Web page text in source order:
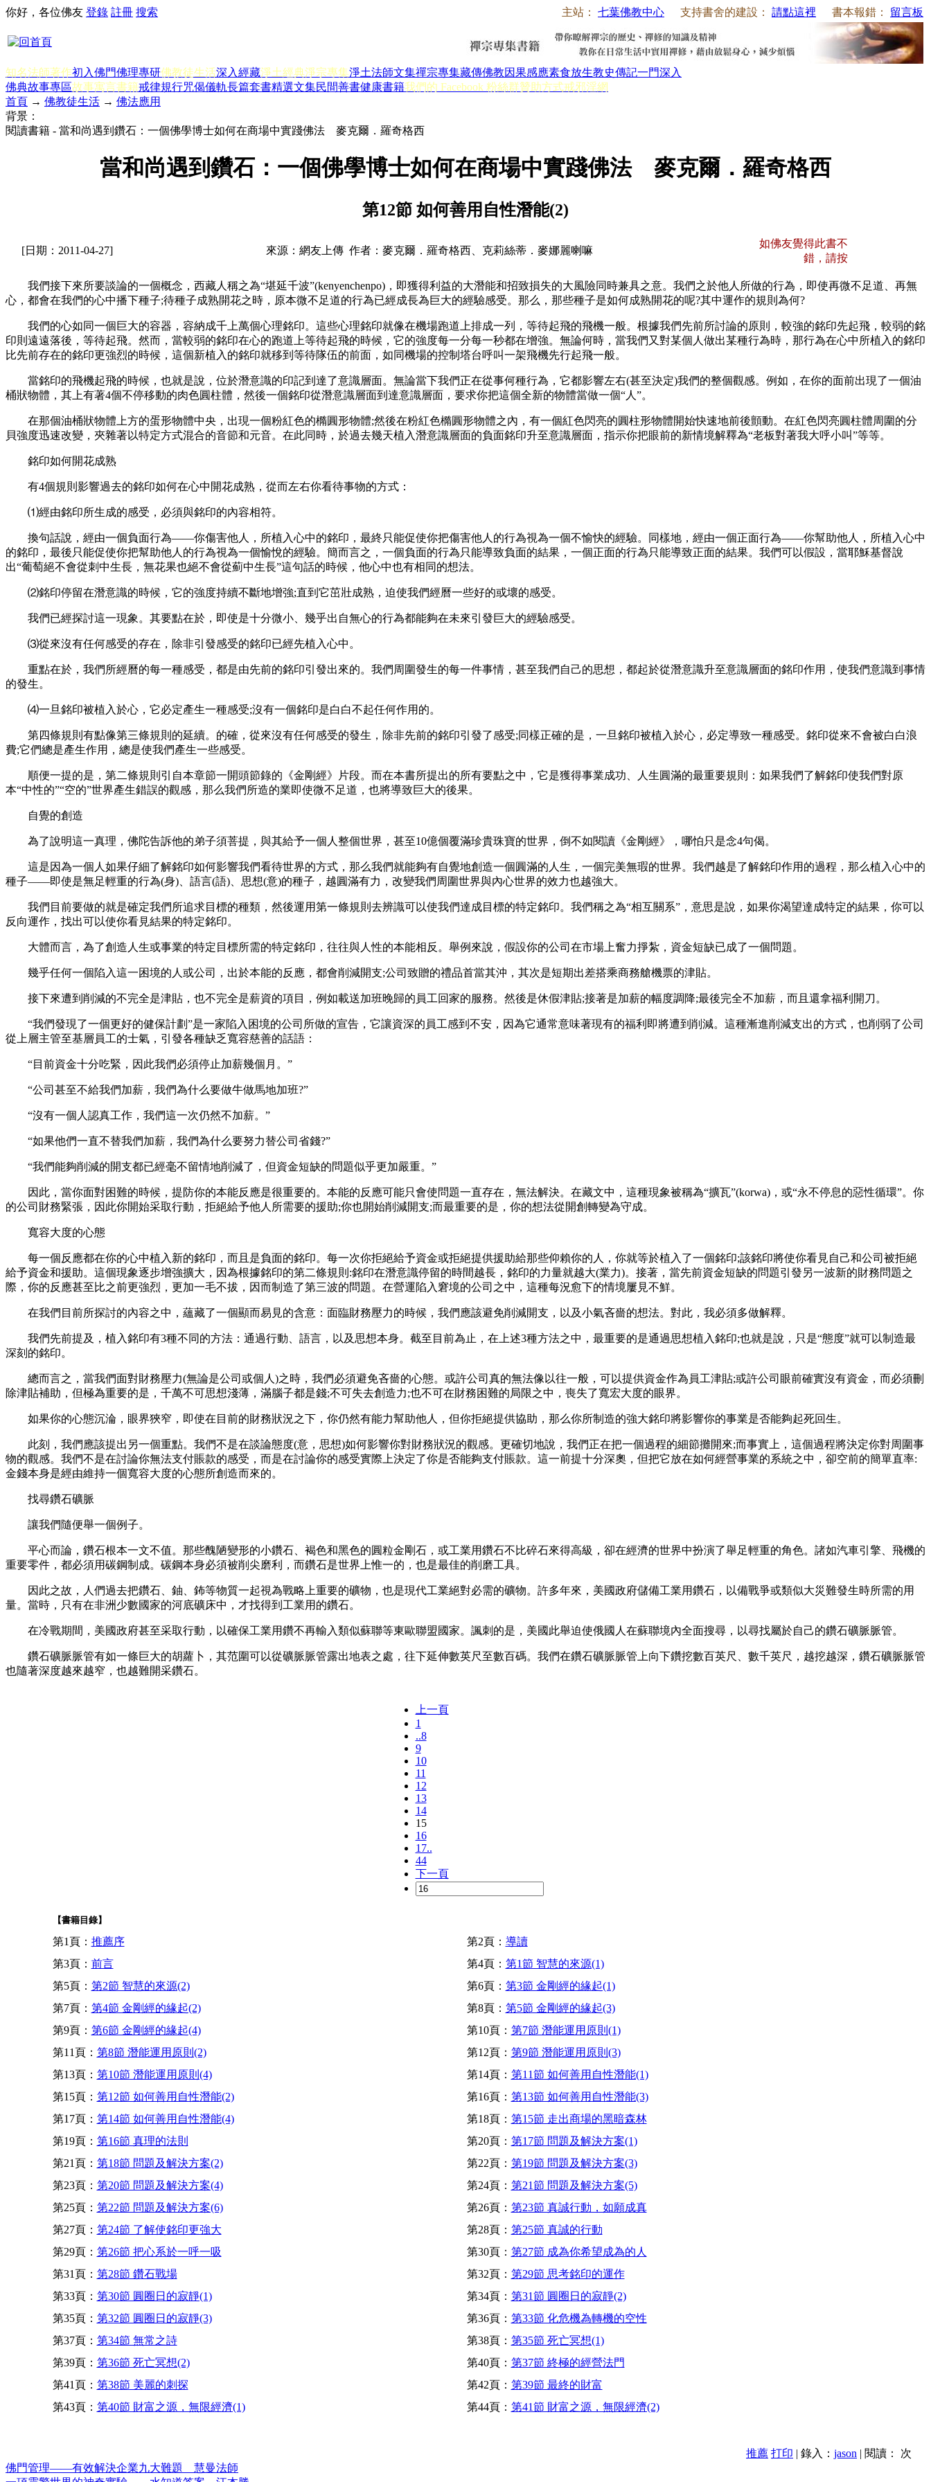
主站： 七葉佛教中心 支持書舍的建設： 請點這裡 書本報錯： 留言板
你好，各位佛友 登錄 註冊 搜索
知名法師著作初入佛門佛理專研佛教徒生活深入經藏淨土經典淨宗專集淨土法師文集禪宗專集藏傳佛教因果感應素食放生教史傳記一門深入
佛典故事專區故事寓言書籍戒律規行咒偈儀軌長篇套書精選文集民間善書健康書籍我們的 Facebook 粉絲群贊助方式戒邪淫網
首頁 → 佛教徒生活 → 佛法應用
背景：
閱讀書籍 - 當和尚遇到鑽石：一個佛學博士如何在商場中實踐佛法 麥克爾．羅奇格西
當和尚遇到鑽石：一個佛學博士如何在商場中實踐佛法 麥克爾．羅奇格西
第12節 如何善用自性潛能(2)
[日期：2011-04-27] 來源：網友上傳 作者：麥克爾．羅奇格西、克莉絲蒂．麥娜麗喇嘛
如佛友覺得此書不
錯，請按
我們接下來所要談論的一個概念，西藏人稱之為“堪延千波”(kenyenchenpo)，即獲得利益的大潛能和招致損失的大風險同時兼具之意。我們之於他人所做的行為，即使再微不足道、再無
心，都會在我們的心中播下種子;待種子成熟開花之時，原本微不足道的行為已經成長為巨大的經驗感受。那么，那些種子是如何成熟開花的呢?其中運作的規則為何?
我們的心如同一個巨大的容器，容納成千上萬個心理銘印。這些心理銘印就像在機場跑道上排成一列，等待起飛的飛機一般。根據我們先前所討論的原則，較強的銘印先起飛，較弱的銘
印則遠遠落後，等待起飛。然而，當較弱的銘印在心的跑道上等待起飛的時候，它的強度每一分每一秒都在增強。無論何時，當我們又對某個人做出某種行為時，那行為在心中所植入的銘印
比先前存在的銘印更強烈的時候，這個新植入的銘印就移到等待隊伍的前面，如同機場的控制塔台呼叫一架飛機先行起飛一般。
當銘印的飛機起飛的時候，也就是說，位於潛意識的印記到達了意識層面。無論當下我們正在從事何種行為，它都影響左右(甚至決定)我們的整個觀感。例如，在你的面前出現了一個油
桶狀物體，其上有著4個不停移動的肉色圓柱體，然後一個銘印從潛意識層面到達意識層面，要求你把這個全新的物體當做一個“人”。
在那個油桶狀物體上方的蛋形物體中央，出現一個粉紅色的橢圓形物體;然後在粉紅色橢圓形物體之內，有一個紅色閃亮的圓柱形物體開始快速地前後顫動。在紅色閃亮圓柱體周圍的分
貝強度迅速改變，夾雜著以特定方式混合的音節和元音。在此同時，於過去幾天植入潛意識層面的負面銘印升至意識層面，指示你把眼前的新情境解釋為“老板對著我大呼小叫”等等。
銘印如何開花成熟
有4個規則影響過去的銘印如何在心中開花成熟，從而左右你看待事物的方式：
⑴經由銘印所生成的感受，必須與銘印的內容相符。
換句話說，經由一個負面行為——你傷害他人，所植入心中的銘印，最終只能促使你把傷害他人的行為視為一個不愉快的經驗。同樣地，經由一個正面行為——你幫助他人，所植入心中
的銘印，最後只能促使你把幫助他人的行為視為一個愉悅的經驗。簡而言之，一個負面的行為只能導致負面的結果，一個正面的行為只能導致正面的結果。我們可以假設，當耶穌基督說
出“葡萄絕不會從刺中生長，無花果也絕不會從薊中生長”這句話的時候，他心中也有相同的想法。
⑵銘印停留在潛意識的時候，它的強度持續不斷地增強;直到它茁壯成熟，迫使我們經曆一些好的或壞的感受。
我們已經探討這一現象。其要點在於，即使是十分微小、幾乎出自無心的行為都能夠在未來引發巨大的經驗感受。
⑶從來沒有任何感受的存在，除非引發感受的銘印已經先植入心中。
重點在於，我們所經曆的每一種感受，都是由先前的銘印引發出來的。我們周圍發生的每一件事情，甚至我們自己的思想，都起於從潛意識升至意識層面的銘印作用，使我們意識到事情
的發生。
⑷一旦銘印被植入於心，它必定產生一種感受;沒有一個銘印是白白不起任何作用的。
第四條規則有點像第三條規則的延續。的確，從來沒有任何感受的發生，除非先前的銘印引發了感受;同樣正確的是，一旦銘印被植入於心，必定導致一種感受。銘印從來不會被白白浪
費;它們總是產生作用，總是使我們產生一些感受。
順便一提的是，第二條規則引自本章節一開頭節錄的《金剛經》片段。而在本書所提出的所有要點之中，它是獲得事業成功、人生圓滿的最重要規則：如果我們了解銘印使我們對原
本“中性的”“空的”世界產生錯誤的觀感，那么我們所造的業即使微不足道，也將導致巨大的後果。
自覺的創造
為了說明這一真理，佛陀告訴他的弟子須菩提，與其給予一個人整個世界，甚至10億個覆滿珍貴珠寶的世界，倒不如閱讀《金剛經》，哪怕只是念4句偈。
這是因為一個人如果仔細了解銘印如何影響我們看待世界的方式，那么我們就能夠有自覺地創造一個圓滿的人生，一個完美無瑕的世界。我們越是了解銘印作用的過程，那么植入心中的
種子——即使是無足輕重的行為(身)、語言(語)、思想(意)的種子，越圓滿有力，改變我們周圍世界與內心世界的效力也越強大。
我們目前要做的就是確定我們所追求目標的種類，然後運用第一條規則去辨識可以使我們達成目標的特定銘印。我們稱之為“相互關系”，意思是說，如果你渴望達成特定的結果，你可以
反向運作，找出可以使你看見結果的特定銘印。
大體而言，為了創造人生或事業的特定目標所需的特定銘印，往往與人性的本能相反。舉例來說，假設你的公司在市場上奮力掙紮，資金短缺已成了一個問題。
幾乎任何一個陷入這一困境的人或公司，出於本能的反應，都會削減開支;公司致贈的禮品首當其沖，其次是短期出差搭乘商務艙機票的津貼。
接下來遭到削減的不完全是津貼，也不完全是薪資的項目，例如載送加班晚歸的員工回家的服務。然後是休假津貼;接著是加薪的幅度調降;最後完全不加薪，而且還拿福利開刀。
“我們發現了一個更好的健保計劃”是一家陷入困境的公司所做的宣告，它讓資深的員工感到不安，因為它通常意味著現有的福利即將遭到削減。這種漸進削減支出的方式，也削弱了公司
從上層主管至基層員工的士氣，引發各種缺乏寬容慈善的話語：
“目前資金十分吃緊，因此我們必須停止加薪幾個月。”
“公司甚至不給我們加薪，我們為什么要做牛做馬地加班?”
“沒有一個人認真工作，我們這一次仍然不加薪。”
“如果他們一直不替我們加薪，我們為什么要努力替公司省錢?”
“我們能夠削減的開支都已經毫不留情地削減了，但資金短缺的問題似乎更加嚴重。”
因此，當你面對困難的時候，提防你的本能反應是很重要的。本能的反應可能只會使問題一直存在，無法解決。在藏文中，這種現象被稱為“擴瓦”(korwa)，或“永不停息的惡性循環”。你
的公司財務緊張，因此你開始采取行動，拒絕給予他人所需要的援助;你也開始削減開支;而最重要的是，你的想法從開創轉變為守成。
寬容大度的心態
每一個反應都在你的心中植入新的銘印，而且是負面的銘印。每一次你拒絕給予資金或拒絕提供援助給那些仰賴你的人，你就等於植入了一個銘印;該銘印將使你看見自己和公司被拒絕
給予資金和援助。這個現象逐步增強擴大，因為根據銘印的第二條規則:銘印在潛意識停留的時間越長，銘印的力量就越大(業力)。接著，當先前資金短缺的問題引發另一波新的財務問題之
際，你的反應甚至比之前更強烈，更加一毛不拔，因而制造了第三波的問題。在營運陷入窘境的公司之中，這種每況愈下的情境屢見不鮮。
在我們目前所探討的內容之中，蘊藏了一個顯而易見的含意：面臨財務壓力的時候，我們應該避免削減開支，以及小氣吝嗇的想法。對此，我必須多做解釋。
我們先前提及，植入銘印有3種不同的方法：通過行動、語言，以及思想本身。截至目前為止，在上述3種方法之中，最重要的是通過思想植入銘印;也就是說，只是“態度”就可以制造最
深刻的銘印。
總而言之，當我們面對財務壓力(無論是公司或個人)之時，我們必須避免吝嗇的心態。或許公司真的無法像以往一般，可以提供資金作為員工津貼;或許公司眼前確實沒有資金，而必須刪
除津貼補助，但極為重要的是，千萬不可思想淺薄，滿腦子都是錢;不可失去創造力;也不可在財務困難的局限之中，喪失了寬宏大度的眼界。
如果你的心態沉淪，眼界狹窄，即使在目前的財務狀況之下，你仍然有能力幫助他人，但你拒絕提供協助，那么你所制造的強大銘印將影響你的事業是否能夠起死回生。
此刻，我們應該提出另一個重點。我們不是在談論態度(意，思想)如何影響你對財務狀況的觀感。更確切地說，我們正在把一個過程的細節攤開來;而事實上，這個過程將決定你對周圍事
物的觀感。我們不是在討論你無法支付賬款的感受，而是在討論你的感受實際上決定了你是否能夠支付賬款。這一前提十分深奧，但把它放在如何經營事業的系統之中，卻空前的簡單直率:
金錢本身是經由維持一個寬容大度的心態所創造而來的。
找尋鑽石礦脈
讓我們隨便舉一個例子。
平心而論，鑽石根本一文不值。那些醜陋變形的小鑽石、褐色和黑色的圓粒金剛石，或工業用鑽石不比碎石來得高級，卻在經濟的世界中扮演了舉足輕重的角色。諸如汽車引擎、飛機的
重要零件，都必須用碳鋼制成。碳鋼本身必須被削尖磨利，而鑽石是世界上惟一的，也是最佳的削磨工具。
因此之故，人們過去把鑽石、鈾、鈽等物質一起視為戰略上重要的礦物，也是現代工業絕對必需的礦物。許多年來，美國政府儲備工業用鑽石，以備戰爭或類似大災難發生時所需的用
量。當時，只有在非洲少數國家的河底礦床中，才找得到工業用的鑽石。
在冷戰期間，美國政府甚至采取行動，以確保工業用鑽不再輸入類似蘇聯等東歐聯盟國家。諷刺的是，美國此舉迫使俄國人在蘇聯境內全面搜尋，以尋找屬於自己的鑽石礦脈脈管。
鑽石礦脈脈管有如一條巨大的胡蘿卜，其范圍可以從礦脈脈管露出地表之處，往下延伸數英尺至數百碼。我們在鑽石礦脈脈管上向下鑽挖數百英尺、數千英尺，越挖越深，鑽石礦脈脈管
也隨著深度越來越窄，也越難開采鑽石。
上一頁
1
..8
9
10
11
12
13
14
15
16
17..
44
下一頁
【書籍目錄】
第1頁： 推薦序 第2頁： 導讀
第3頁： 前言 第4頁： 第1節 智慧的來源(1)
第5頁： 第2節 智慧的來源(2) 第6頁： 第3節 金剛經的緣起(1)
第7頁： 第4節 金剛經的緣起(2) 第8頁： 第5節 金剛經的緣起(3)
第9頁： 第6節 金剛經的緣起(4) 第10頁： 第7節 潛能運用原則(1)
第11頁： 第8節 潛能運用原則(2) 第12頁： 第9節 潛能運用原則(3)
第13頁： 第10節 潛能運用原則(4) 第14頁： 第11節 如何善用自性潛能(1)
第15頁： 第12節 如何善用自性潛能(2) 第16頁： 第13節 如何善用自性潛能(3)
第17頁： 第14節 如何善用自性潛能(4) 第18頁： 第15節 走出商場的黑暗森林
第19頁： 第16節 真理的法則 第20頁： 第17節 問題及解決方案(1)
第21頁： 第18節 問題及解決方案(2) 第22頁： 第19節 問題及解決方案(3)
第23頁： 第20節 問題及解決方案(4) 第24頁： 第21節 問題及解決方案(5)
第25頁： 第22節 問題及解決方案(6) 第26頁： 第23節 真誠行動，如願成真
第27頁： 第24節 了解使銘印更強大 第28頁： 第25節 真誠的行動
第29頁： 第26節 把心系於一呼一吸 第30頁： 第27節 成為你希望成為的人
第31頁： 第28節 鑽石戰場 第32頁： 第29節 思考銘印的運作
第33頁： 第30節 圓圈日的寂靜(1) 第34頁： 第31節 圓圈日的寂靜(2)
第35頁： 第32節 圓圈日的寂靜(3) 第36頁： 第33節 化危機為轉機的空性
第37頁： 第34節 無常之詩 第38頁： 第35節 死亡冥想(1)
第39頁： 第36節 死亡冥想(2) 第40頁： 第37節 終極的經營法門
第41頁： 第38節 美麗的刺探 第42頁： 第39節 最終的財富
第43頁： 第40節 財富之源，無限經濟(1) 第44頁： 第41節 財富之源，無限經濟(2)
推薦 打印 | 錄入： jason | 閱讀：
次
佛門管理——有效解決企業九大難題 慧曼法師